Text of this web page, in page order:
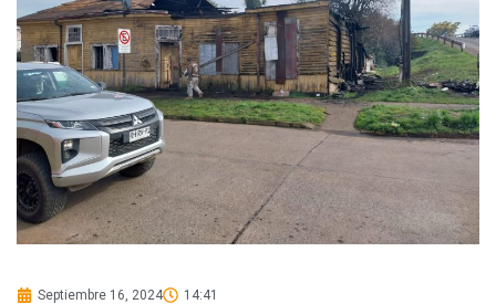
Septiembre 16, 2024 14:41